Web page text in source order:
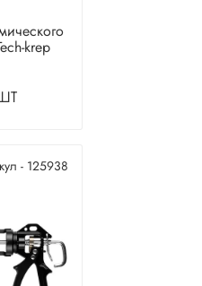
krep
- 125938